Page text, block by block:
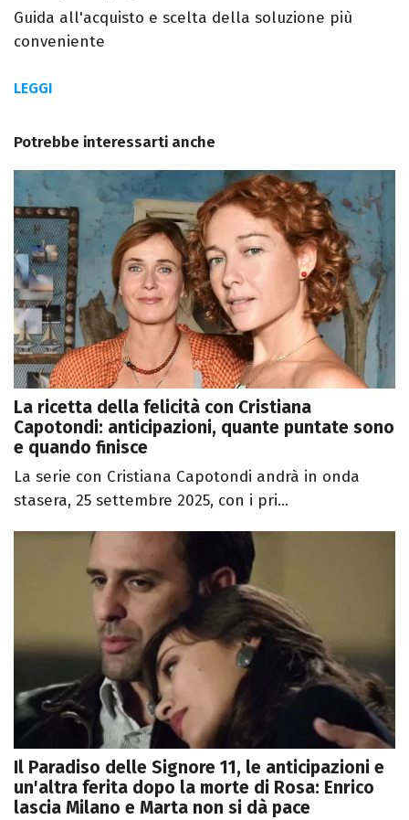
Guida all'acquisto e scelta della soluzione più
conveniente
LEGGI
Potrebbe interessarti anche
La ricetta della felicità con Cristiana
Capotondi: anticipazioni, quante puntate sono
e quando finisce
La serie con Cristiana Capotondi andrà in onda
stasera, 25 settembre 2025, con i pri...
Il Paradiso delle Signore 11, le anticipazioni e
un'altra ferita dopo la morte di Rosa: Enrico
lascia Milano e Marta non si dà pace